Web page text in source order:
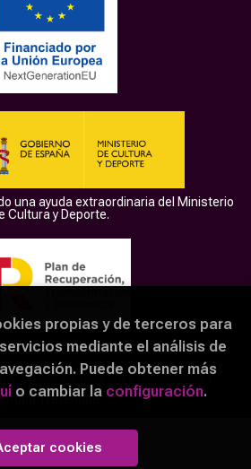
una ayuda extraordinaria del Ministerio
Cultura y Deporte.
. Todos los Derechos Reservados |
Grupo Trevenque
propias y de terceros para
mediante el análisis de
Puede obtener más
o cambiar la configuración.
cookies